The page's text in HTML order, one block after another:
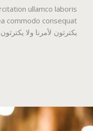
ullamco laboris
يكترثون لأمرنا ولا يكترثون